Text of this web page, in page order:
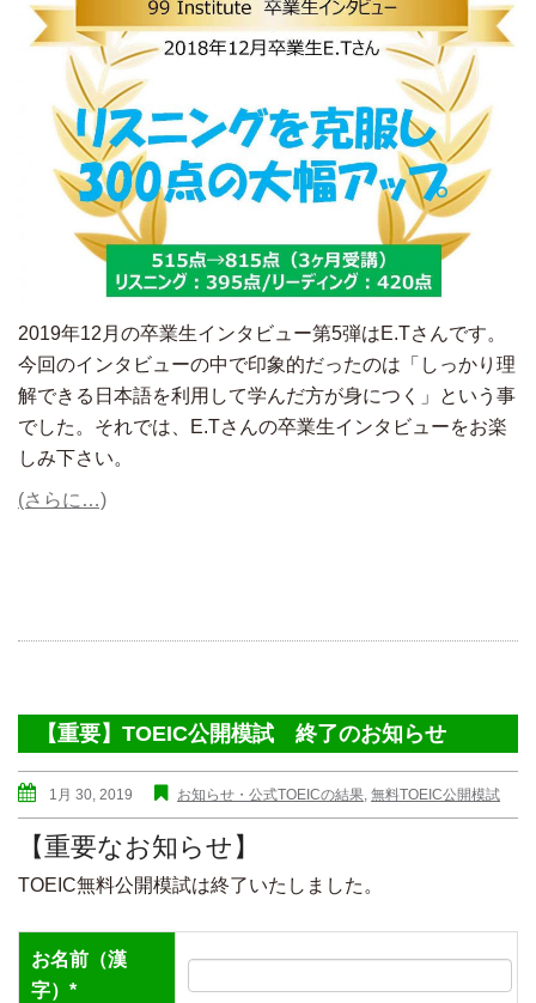
2019年12月の卒業生インタビュー第5弾はE.Tさんです。
今回のインタビューの中で印象的だったのは「しっかり理
解できる日本語を利用して学んだ方が身につく」という事
でした。それでは、E.Tさんの卒業生インタビューをお楽
しみ下さい。
(さらに…)
【重要】TOEIC公開模試 終了のお知らせ
1月 30, 2019 お知らせ・公式TOEICの結果, 無料TOEIC公開模試
【重要なお知らせ】
TOEIC無料公開模試は終了いたしました。
お名前（漢
字）*